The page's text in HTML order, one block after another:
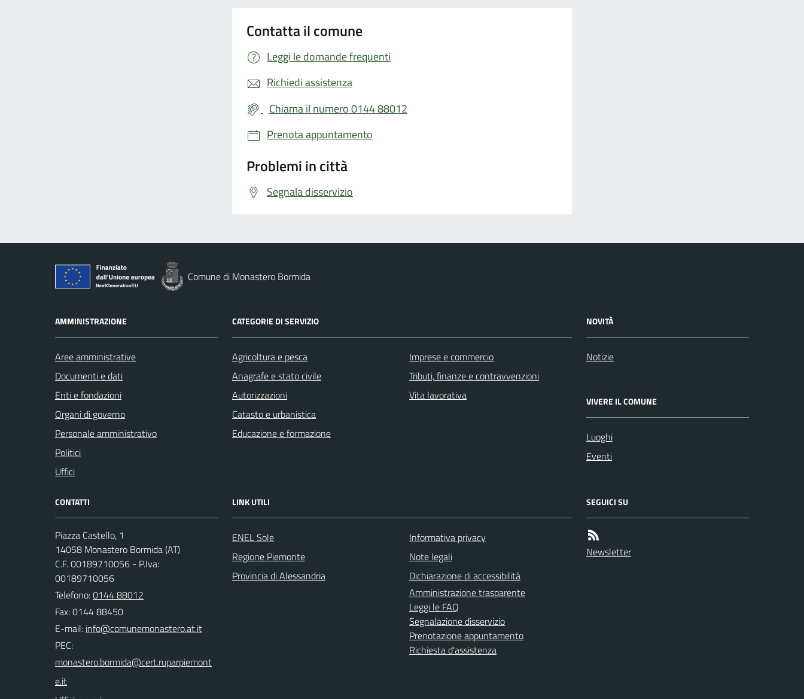
Contatta il comune
Leggi le domande frequenti
Richiedi assistenza
Chiama il numero 0144 88012
Prenota appuntamento
Problemi in città
Segnala disservizio
Comune di Monastero Bormida
AMMINISTRAZIONE
Aree amministrative
Documenti e dati
Enti e fondazioni
Organi di governo
Personale amministrativo
Politici
Uffici
CATEGORIE DI SERVIZIO
Agricoltura e pesca
Anagrafe e stato civile
Autorizzazioni
Catasto e urbanistica
Educazione e formazione
Imprese e commercio
Tributi, finanze e contravvenzioni
Vita lavorativa
NOVITÀ
Notizie
VIVERE IL COMUNE
Luoghi
Eventi
CONTATTI
Piazza Castello, 1
14058 Monastero Bormida (AT)
C.F. 00189710056 - P.Iva:
00189710056
Telefono:0144 88012
Fax: 0144 88450
E-mail:
PEC:
LINK UTILI
ENEL Sole
Regione Piemonte
Provincia di Alessandria
Informativa privacy
Note legali
Dichiarazione di accessibilità
Amministrazione trasparente
Leggi le FAQ
Segnalazione disservizio
Prenotazione appuntamento
Richiesta d'assistenza
SEGUICI SU
Newsletter